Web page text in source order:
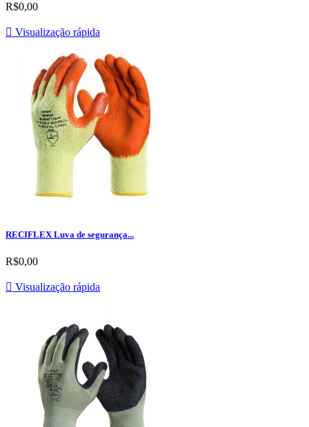
R$0,00
 Visualização rápida
RECIFLEX Luva de segurança...
R$0,00
 Visualização rápida